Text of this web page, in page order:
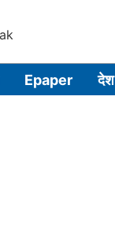
Epaper देश